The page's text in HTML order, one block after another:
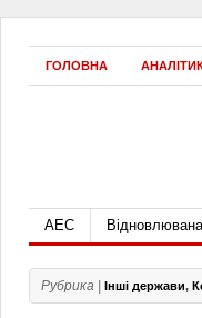
ГОЛОВНА
АЕС
Рубрика | Інші держави,